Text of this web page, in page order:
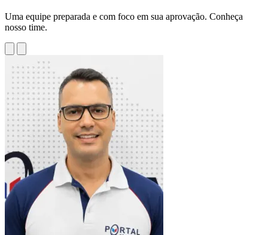
Uma equipe preparada e com foco em sua aprovação. Conheça
nosso time.